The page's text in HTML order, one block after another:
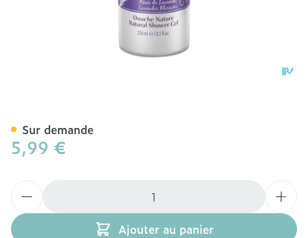
5,99 €
Ajouter au panier
Sur demande